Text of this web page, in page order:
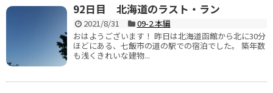
92日目 北海道のラスト・ラン
2021/8/31
09-2.本編
おはようございます！ 昨日は北海道函館から北に30分
ほどにある、七飯市の道の駅での宿泊でした。 築年数
も浅くきれいな建物...